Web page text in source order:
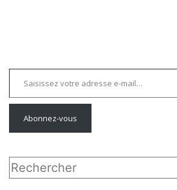
Saisissez votre adresse e-mail…
Abonnez-vous
Rechercher